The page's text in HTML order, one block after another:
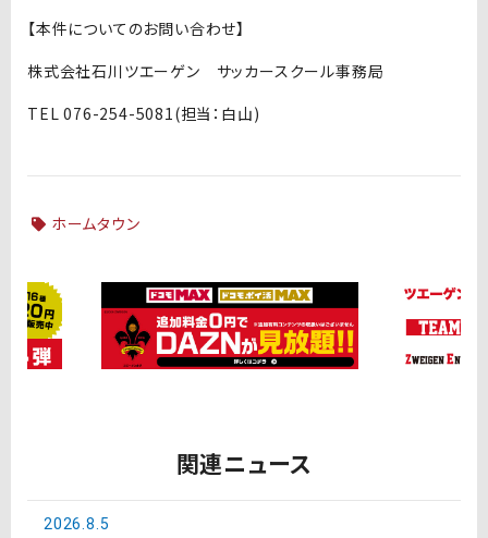
【本件についてのお問い合わせ】
株式会社石川ツエーゲン サッカースクール事務局
TEL 076-254-5081(担当：白山)
ホームタウン
関連ニュース
2026.8.5